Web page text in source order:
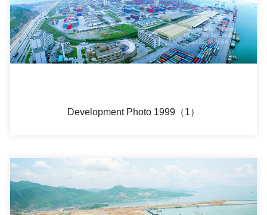
Development Photo 1999（1）